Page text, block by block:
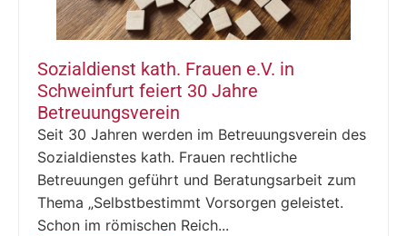
Sozialdienst kath. Frauen e.V. in
Schweinfurt feiert 30 Jahre
Betreuungsverein
Seit 30 Jahren werden im Betreuungsverein des
Sozialdienstes kath. Frauen rechtliche
Betreuungen geführt und Beratungsarbeit zum
Thema „Selbstbestimmt Vorsorgen geleistet.
Schon im römischen Reich...